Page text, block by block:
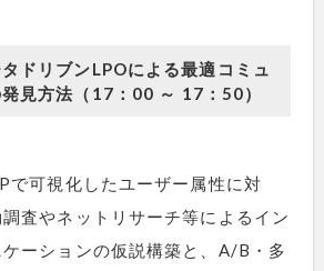
タドリブンLPOによる最適コミュ
見方法（17：00 ～ 17：50）
で可視化したユーザー属性に対
査やネットリサーチ等によるイン
ーションの仮説構築と、A/B・多